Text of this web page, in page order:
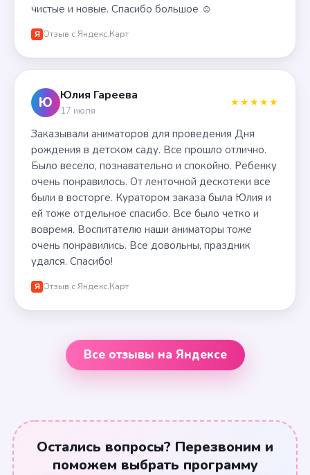
чистые и новые. Спасибо большое ☺️
Я Отзыв с Яндекс.Карт
Ю Юлия Гареева
17 июля
★★★★★
Заказывали аниматоров для проведения Дня
рождения в детском саду. Все прошло отлично.
Было весело, познавательно и спокойно. Ребенку
очень понравилось. От ленточной дескотеки все
были в восторге. Куратором заказа была Юлия и
ей тоже отдельное спасибо. Все было четко и
вовремя. Воспитателю наши аниматоры тоже
очень понравились. Все довольны, праздник
удался. Спасибо!
Я Отзыв с Яндекс.Карт
Все отзывы на Яндексе
Остались вопросы? Перезвоним и
поможем выбрать программу